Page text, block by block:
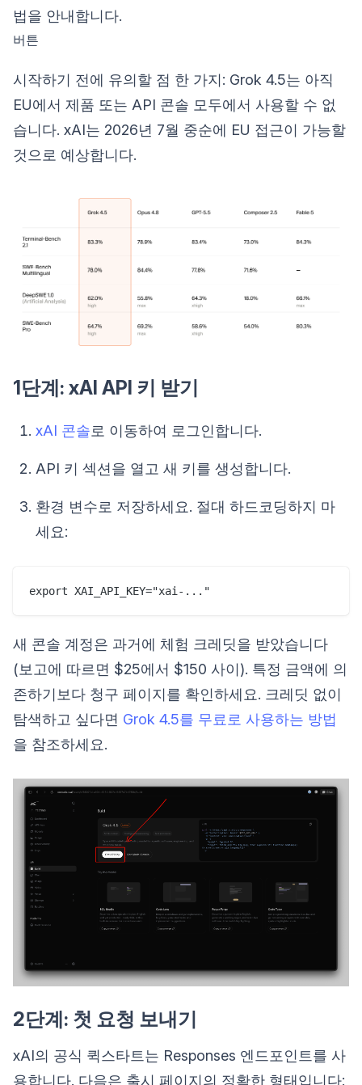
법을 안내합니다.
버튼
시작하기 전에 유의할 점 한 가지: Grok 4.5는 아직
EU에서 제품 또는 API 콘솔 모두에서 사용할 수 없
습니다. xAI는 2026년 7월 중순에 EU 접근이 가능할
것으로 예상합니다.
1단계: xAI API 키 받기
xAI 콘솔로 이동하여 로그인합니다.
API 키 섹션을 열고 새 키를 생성합니다.
환경 변수로 저장하세요. 절대 하드코딩하지 마
세요:
새 콘솔 계정은 과거에 체험 크레딧을 받았습니다
(보고에 따르면 $25에서 $150 사이). 특정 금액에 의
존하기보다 청구 페이지를 확인하세요. 크레딧 없이
탐색하고 싶다면 Grok 4.5를 무료로 사용하는 방법
을 참조하세요.
2단계: 첫 요청 보내기
xAI의 공식 퀵스타트는 Responses 엔드포인트를 사
용합니다. 다음은 출시 페이지의 정확한 형태입니다: